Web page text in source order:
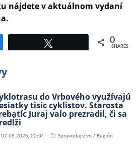
nájdete v aktuálnom vydaní
0
SHARES
do Vrbového využívajú
tisíc cyklistov. Starosta
Juraj valo prezradil, či sa
07.08.2026, 00:01 Spravodajstvo / Región